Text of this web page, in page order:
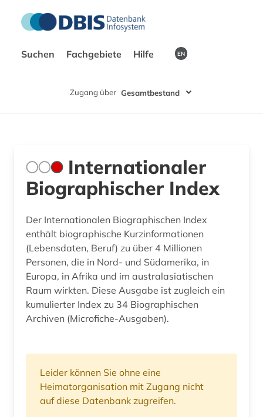
Suchen Fachgebiete Hilfe EN
Zugang über Gesamtbestand
Internationaler
Biographischer Index
Der Internationalen Biographischen Index
enthält biographische Kurzinformationen
(Lebensdaten, Beruf) zu über 4 Millionen
Personen, die in Nord- und Südamerika, in
Europa, in Afrika und im australasiatischen
Raum wirkten. Diese Ausgabe ist zugleich ein
kumulierter Index zu 34 Biographischen
Archiven (Microfiche-Ausgaben).
Leider können Sie ohne eine
Heimatorganisation mit Zugang nicht
auf diese Datenbank zugreifen.